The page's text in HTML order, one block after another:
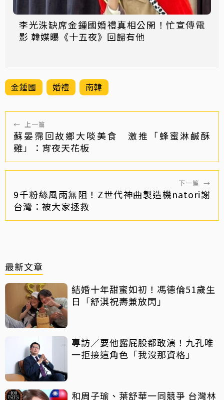
李光洙缺席金鍾國婚禮真相公開！忙宣傳電
影 韓媒曝《十五夜》回歸有他
金鍾國 婚禮 南韓
← 上一篇
蘇晏霈回故鄉大啖美食 激推「蜂蜜淋鹹酥
雞」：宵夜天花板
下一篇 →
9千粉絲風雨無阻！Z世代神曲製造機natori謝
台灣：被大家拯救
最新文章
結婚十年甜蜜如初！馮德倫51歲生
日「舒淇祝壽兼放閃」
專訪／要他露屁股都敢演！九孔唯
一拒接這角色「我沒那資格」
和周子瑜、葉舒華一同競爭 台灣林